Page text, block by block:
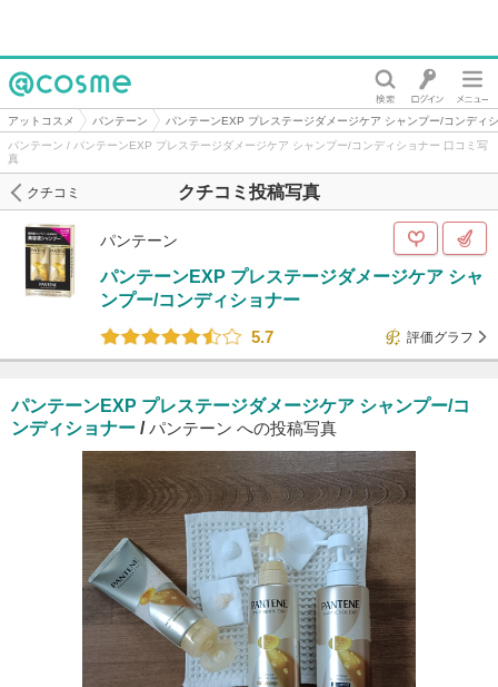
@cosme
アットコスメ パンテーン
パンテーンEXP プレステージダメージケア シャンプー/コンディ
パンテーン / パンテーンEXP プレステージダメージケア シャンプー/コンディショナー 口コミ写
真
クチコミ投稿写真
クチコミ
パンテーン
パンテーンEXP プレステージダメージケア シャ
ンプー/コンディショナー
5.7
評価グラフ
パンテーンEXP プレステージダメージケア シャンプー/コ
ンディショナー /パンテーン への投稿写真